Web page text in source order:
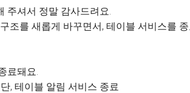
주셔서 정말 감사드려요.
조를 새롭게 바꾸면서, 테이블 서비스를
료돼요.
, 테이블 알림 서비스 종료